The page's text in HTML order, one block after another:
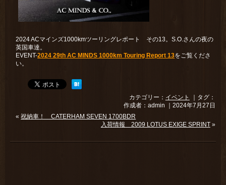
2024 ACマインズ1000kmツーリングレポート その13。S.O.さんの夜の
英国車達。
EVENT-2024 29th AC MINDS 1000km Touring Report 13をご覧くださ
い。
カテゴリー： イベント
｜タグ：
作成者：admin ｜2024年7月27日
«祝納車！ CATERHAM SEVEN 1700BDR
入荷情報 2009 LOTUS EXIGE SPRINT»